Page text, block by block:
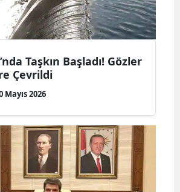
Taşkın Başladı! Gözler
Çevrildi
Mayıs 2026